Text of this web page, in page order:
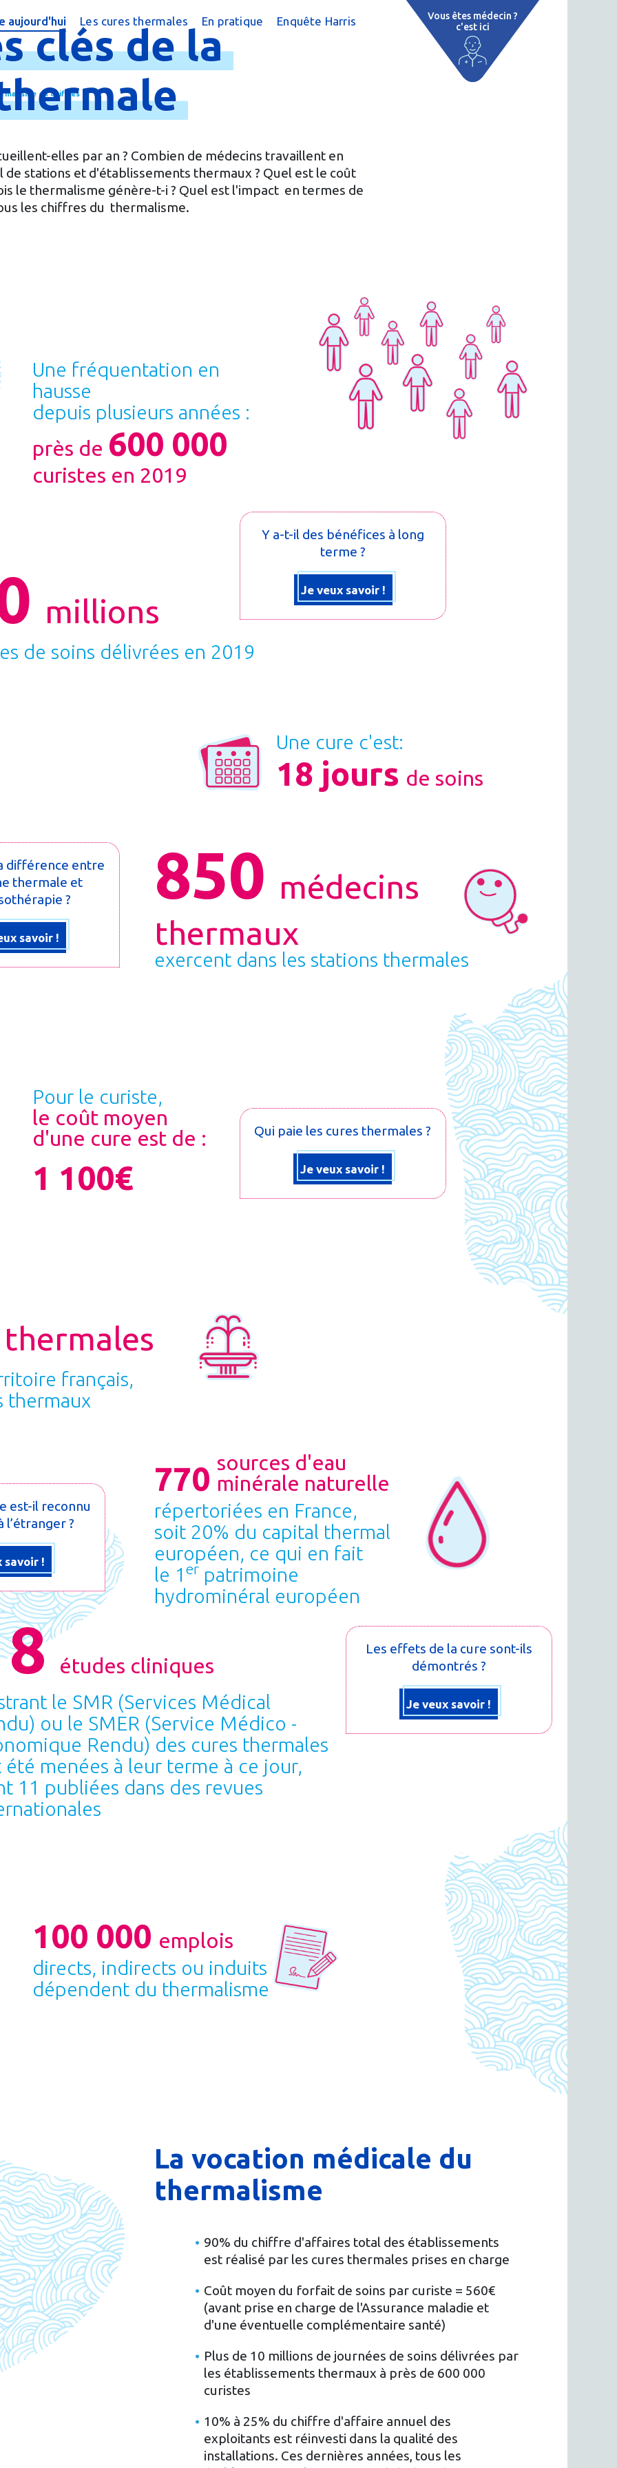
aujourd'hui
thermale ?
chiffres
magazine
Les cures thermales
Cures conventionnées
Cures thermales pour les enfants
Cures post cancer
En pratique
Trouver une cure
Le Remboursement
Créer un dossier personnalisé
Enquête Harris
Vous êtes médecin ?
c'est ici
en chiffres
clésdela
elles par an ? Combien de médecins travaillent en
de stations et d'établissements thermaux ? Quel est le coût
le thermalisme génère-t-i ? Quel est l'impact en termes de
les chiffres du thermalisme.
Une fréquentation en
hausse
depuis plusieurs années :
près de 600 000
curistes en 2019
millions
de soins délivrées en 2019
Y a-t-il des bénéfices à long
terme ?
Je veux savoir !
Une cure c'est:
18 jours de soins
850 médecins
thermaux
exercent dans les stations thermales
différence entre
thermale et
?
savoir !
Pour le curiste,
le coût moyen
d'une cure est de :
1 100€
Qui paie les cures thermales ?
Je veux savoir !
français,
thermaux
770 sources d'eau
minérale naturelle
répertoriées en France,
soit 20% du capital thermal
européen, ce qui en fait
le 1er patrimoine
hydrominéral européen
est-il reconnu
l’étranger ?
savoir !
études cliniques
le SMR (Services Médical
ou le SMER (Service Médico -
Rendu) des cures thermales
menées à leur terme à ce jour,
11 publiées dans des revues
Les effets de la cure sont-ils
démontrés ?
Je veux savoir !
100 000 emplois
directs, indirects ou induits
dépendent du thermalisme
La vocation médicale du
thermalisme
90% du chiffre d'affaires total des établissements
est réalisé par les cures thermales prises en charge
Coût moyen du forfait de soins par curiste = 560€
(avant prise en charge de l'Assurance maladie et
d'une éventuelle complémentaire santé)
Plus de 10 millions de journées de soins délivrées par
les établissements thermaux à près de 600 000
curistes
10% à 25% du chiffre d'affaire annuel des
exploitants est réinvesti dans la qualité des
installations. Ces dernières années, tous les